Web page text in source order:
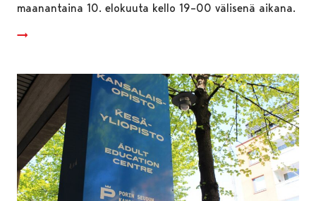
maanantaina 10. elokuuta kello 19–00 välisenä aikana.